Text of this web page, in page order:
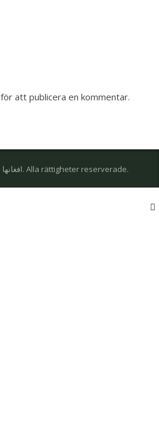
för att publicera en kommentar.
Copyright © افغانها در سویدن. Alla rättigheter reserverade.